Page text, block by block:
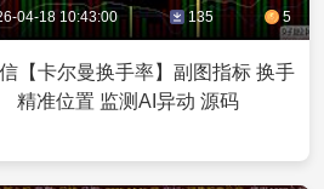
04-18 10:43:00 135 5
【卡尔曼换手率】副图指标 换手
精准位置 监测AI异动 源码